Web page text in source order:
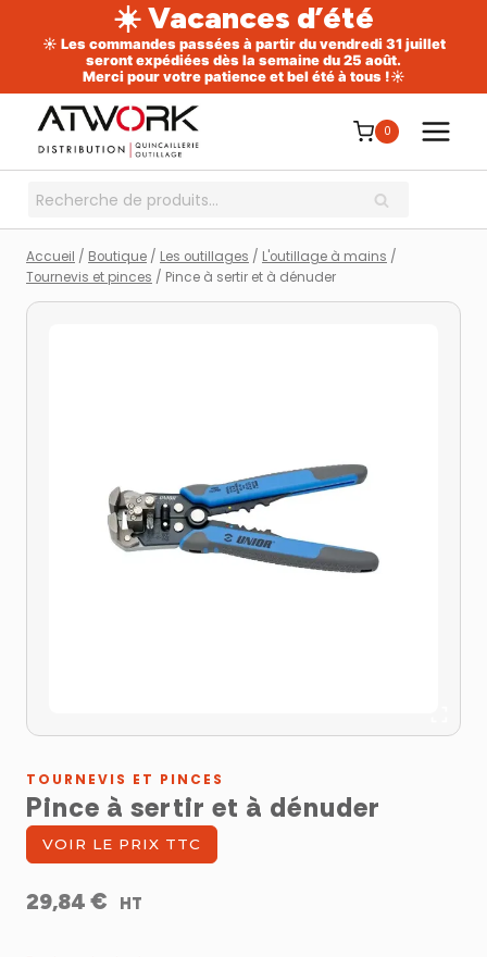
☀️ Vacances d’été
☀️ Les commandes passées à partir du vendredi 31 juillet
seront expédiées dès la semaine du 25 août.
Merci pour votre patience et bel été à tous !☀️
contenu
0
Recherche
RECHERCHE
Accueil / Boutique / Les outillages / L'outillage à mains /
Tournevis et pinces / Pince à sertir et à dénuder
TOURNEVIS ET PINCES
Pince à sertir et à dénuder
VOIR LE PRIX TTC
29,84 € HT